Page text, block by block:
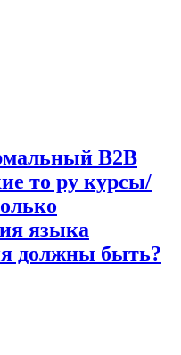
B2B
то ру курсы/
языка
должны быть?